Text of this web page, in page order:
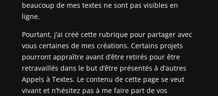
beaucoup de mes textes ne sont pas visibles en
ligne.
Pourtant, j’ai créé cette rubrique pour partager avec
vous certaines de mes créations. Certains projets
pourront appraître avant d’être retirés pour être
retravaillés dans le but d’être présentés à d’autres
Appels à Textes. Le contenu de cette page se veut
vivant et n’hésitez pas à me faire part de vos